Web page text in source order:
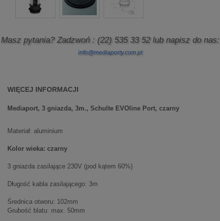
Masz pytania? Zadzwoń : (22) 535 33 52lub napisz do nas:
info@mediaporty.com.pl
WIĘCEJ INFORMACJI
Mediaport, 3 gniazda, 3m., Schulte EVOline Port, czarny
Materiał: aluminium
Kolor wieka: czarny
3 gniazda zasilające 230V (pod kątem 60%)
Długość kabla zasilającego: 3m
Średnica otworu: 102mm
Grubość blatu: max. 50mm